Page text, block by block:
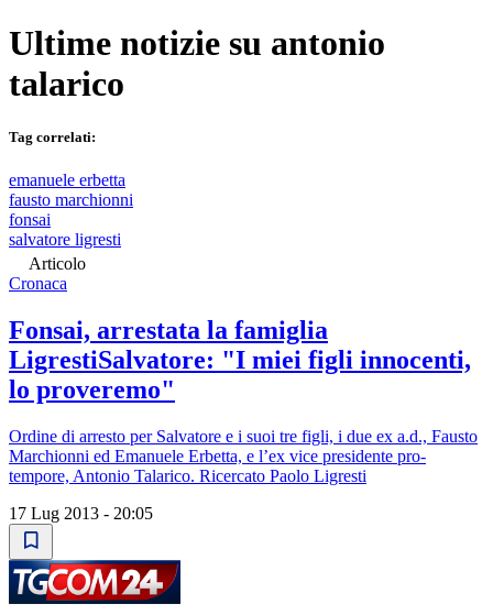
Ultime notizie su antonio
talarico
Tag correlati:
emanuele erbetta
fausto marchionni
fonsai
salvatore ligresti
Articolo
Cronaca
Fonsai, arrestata la famiglia
LigrestiSalvatore: "I miei figli innocenti,
lo proveremo"
Ordine di arresto per Salvatore e i suoi tre figli, i due ex a.d., Fausto
Marchionni ed Emanuele Erbetta, e l’ex vice presidente pro-
tempore, Antonio Talarico. Ricercato Paolo Ligresti
17 Lug 2013 - 20:05